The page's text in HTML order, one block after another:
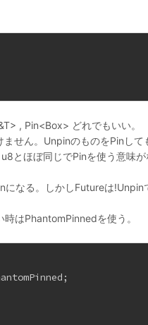
, Pin<Box> どれでもいい。
せん。UnpinのものをPinして
とほぼ同じでPinを使う意味が
なる。しかしFutureは!Unpin
はPhantomPinnedを使う。